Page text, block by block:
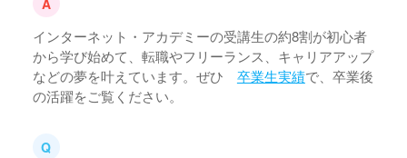
インターネット・アカデミーの受講生の約8割が初心者
から学び始めて、転職やフリーランス、キャリアアップ
などの夢を叶えています。ぜひ
卒業生実績で、卒業後
の活躍をご覧ください。